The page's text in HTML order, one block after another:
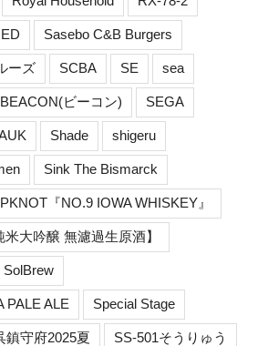
Sasebo C&B Burgers
ーズ SCBA SE sea
ビーコン) SEGA
Shade shigeru
Sink The Bismarck
『NO.9 IOWA WHISKEY』
大吟醸 無濾過生原酒】
SolBrew
PALE ALE Special Stage
鎮守府2025夏 SS-501そうりゅう